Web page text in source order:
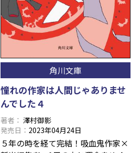
角川文庫
憧れの作家は人間じゃありませ
んでした４
著者
澤村御影
発売日
2023年04月24日
５年の時を経て完結！吸血鬼作家×